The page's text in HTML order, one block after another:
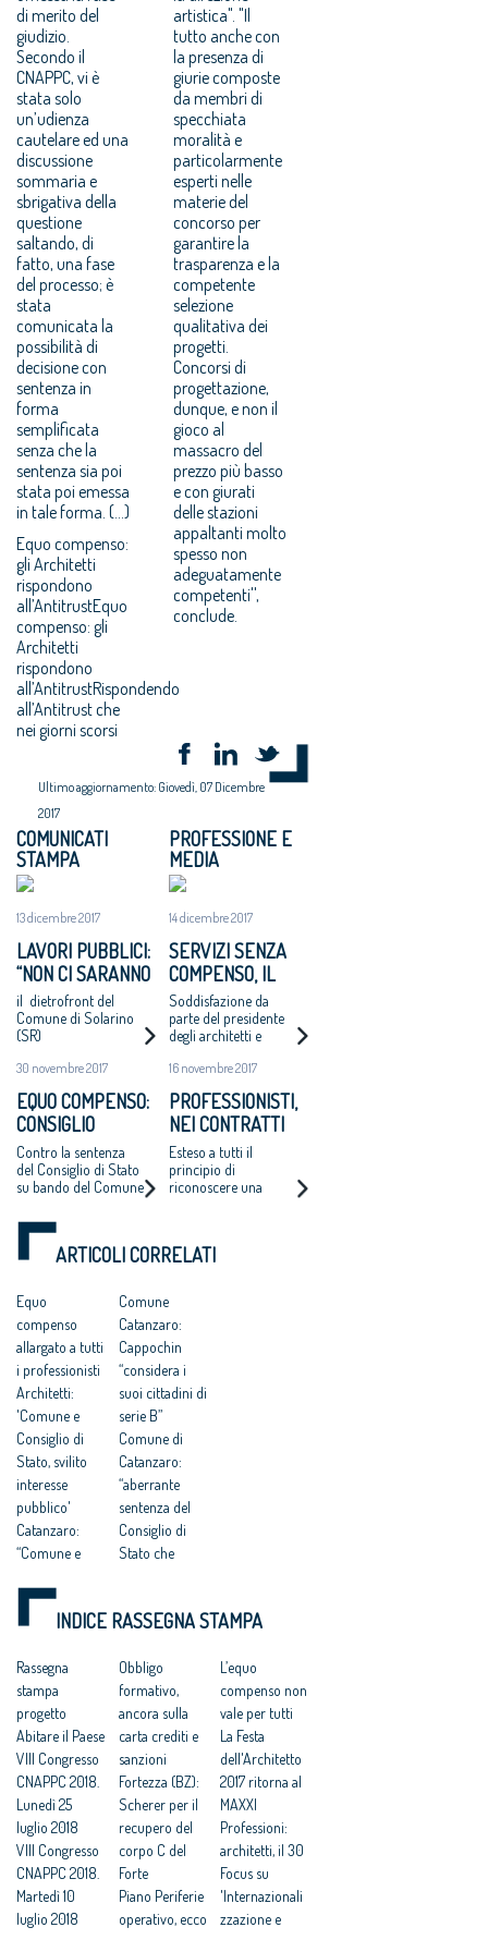
di merito del
giudizio.
Secondo il
CNAPPC, vi è
stata solo
un’udienza
cautelare ed una
discussione
sommaria e
sbrigativa della
questione
saltando, di
fatto, una fase
del processo; è
stata
comunicata la
possibilità di
decisione con
sentenza in
forma
semplificata
senza che la
sentenza sia poi
stata poi emessa
in tale forma. (...)
Equo compenso:
gli Architetti
rispondono
all’AntitrustEquo
compenso: gli
Architetti
rispondono
all’AntitrustRispondendo
all’Antitrust che
nei giorni scorsi
artistica". "Il
tutto anche con
la presenza di
giurie composte
da membri di
specchiata
moralità e
particolarmente
esperti nelle
materie del
concorso per
garantire la
trasparenza e la
competente
selezione
qualitativa dei
progetti.
Concorsi di
progettazione,
dunque, e non il
gioco al
massacro del
prezzo più basso
e con giurati
delle stazioni
appaltanti molto
spesso non
adeguatamente
competenti'',
conclude.
Ultimo aggiornamento: Giovedì, 07 Dicembre
2017
COMUNICATI
STAMPA
13 dicembre 2017
LAVORI PUBBLICI:
“NON CI SARANNO
ALTRI ‘CASI
CATANZARO’ - MAI
PIÙ INCARICHI DI
PROGETTAZIONE
AD UN EURO”
il dietrofront del
Comune di Solarino
(SR)
30 novembre 2017
EQUO COMPENSO:
CONSIGLIO
NAZIONALE
ARCHITETTI
RICORRE ALLA
CORTE EUROPEA
DEI DIRITTI
DELL’UOMO
Contro la sentenza
del Consiglio di Stato
su bando del Comune
Cappochin “è una
pericolosa istigazione
a delinquere”
una competitività
basata su
fondamentalismi
monetari e finalizzata
a tutelare gli interessi
dei grandi gruppi
finanziari”
PROFESSIONE E
MEDIA
14 dicembre 2017
SERVIZI SENZA
COMPENSO, IL
COMUNE DI
SOLARINO RITIRA
I BANDI DI
PROGETTAZIONE
A UN EURO
Soddisfazione da
parte del presidente
degli architetti e
bando di Catanzaro si
all'aggiudicazione
16 novembre 2017
PROFESSIONISTI,
NEI CONTRATTI
ARRIVA L’EQUO
COMPENSO
Esteso a tutti il
principio di
riconoscere una
ARTICOLI CORRELATI
Equo
compenso
allargato a tutti
i professionisti
Architetti:
'Comune e
Consiglio di
Stato, svilito
interesse
pubblico'
Catanzaro:
“Comune e
Stato hanno
svilito
pubblico”
Catanzaro.
Cnappc:
‘Sconcerta che
al Mit ignorino
il codice dei
contratti’
Bando
Comune di
Catanzaro:
“sconcerta che
al MIT ignorino
Comune
Catanzaro:
Cappochin
“considera i
suoi cittadini di
serie B”
Comune di
Catanzaro:
“aberrante
sentenza del
Consiglio di
Stato che
intellettuale e
Progettisti
gratis a
Catanzaro, il
Tar accoglie il
ricorso degli
architetti
Catanzaro: “la
giustizia ha
fermato una
iniziativa
scandalosa”
Catanzaro
INDICE RASSEGNA STAMPA
Rassegna
stampa
progetto
Abitare il Paese
VIII Congresso
CNAPPC 2018.
Lunedì 25
luglio 2018
VIII Congresso
CNAPPC 2018.
Martedì 10
luglio 2018
Obbligo
formativo,
ancora sulla
carta crediti e
sanzioni
Fortezza (BZ):
Scherer per il
recupero del
corpo C del
Forte
Piano Periferie
operativo, ecco
L’equo
compenso non
vale per tutti
La Festa
dell'Architetto
2017 ritorna al
MAXXI
Professioni:
architetti, il 30
Focus su
'Internazionali
zzazione e